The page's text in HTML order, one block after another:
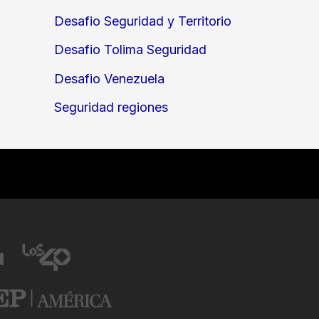
Desafio Seguridad y Territorio
Desafio Tolima Seguridad
Desafio Venezuela
Seguridad regiones